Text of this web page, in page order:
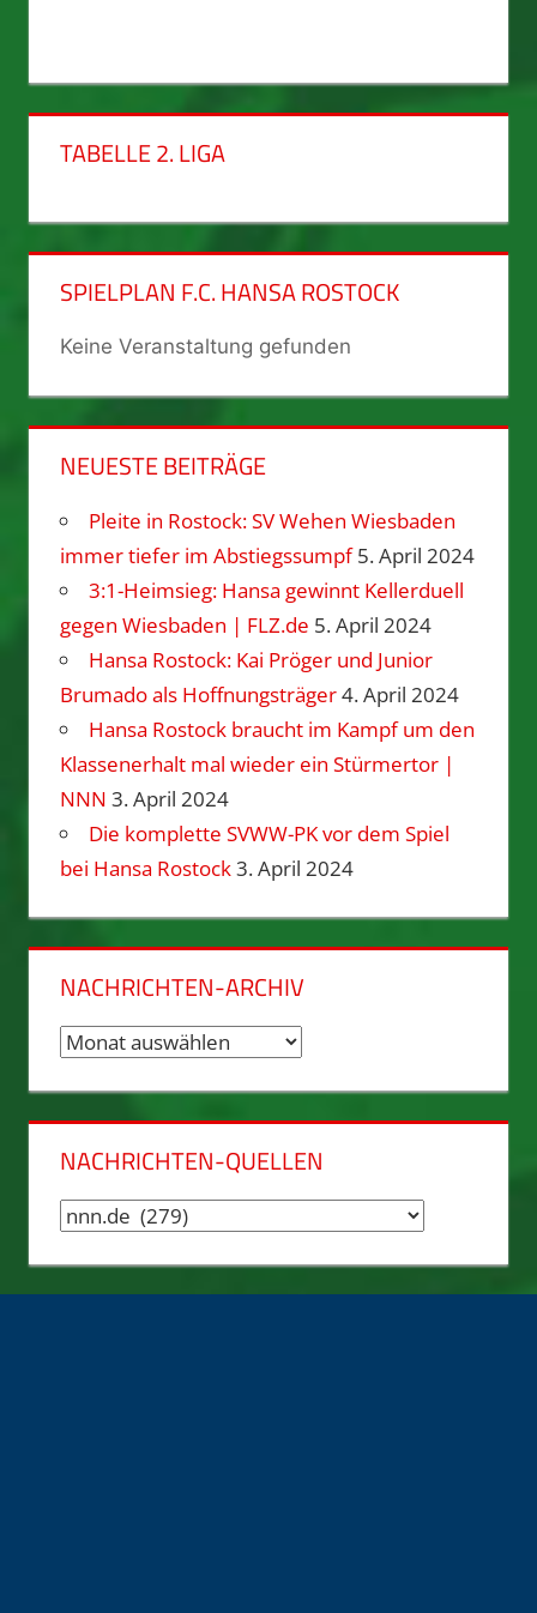
TABELLE 2. LIGA
SPIELPLAN F.C. HANSA ROSTOCK
Keine Veranstaltung gefunden
NEUESTE BEITRÄGE
Pleite in Rostock: SV Wehen Wiesbaden
immer tiefer im Abstiegssumpf 5. April 2024
3:1-Heimsieg: Hansa gewinnt Kellerduell
gegen Wiesbaden | FLZ.de 5. April 2024
Hansa Rostock: Kai Pröger und Junior
Brumado als Hoffnungsträger4. April 2024
Hansa Rostock braucht im Kampf um den
Klassenerhalt mal wieder ein Stürmertor |
NNN 3. April 2024
Die komplette SVWW-PK vor dem Spiel
bei Hansa Rostock3. April 2024
NACHRICHTEN-ARCHIV
Nachrichten-
NACHRICHTEN-QUELLEN
Nachrichten-